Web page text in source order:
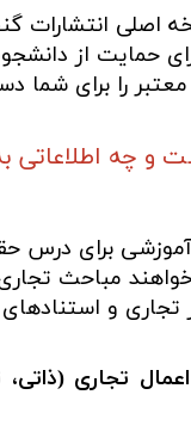
انتشارات
حمایت از
معتبر را برای
چه اطلاعاتی
برای درس
مباحث
تجاری و
تجاری